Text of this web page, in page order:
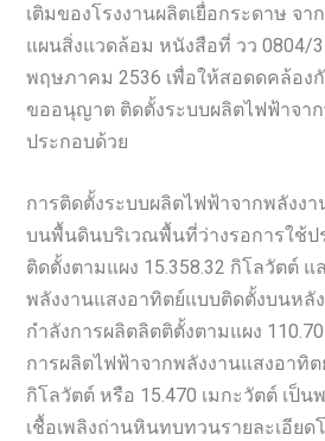
เติมของโรงงานผลิตเยื่อกระดาษ จา
แผนสิ่งแวดล้อม หนังสือที่ วว 0804/
พฤษภาคม 2536 เพื่อให้สอดดคล้อง
ขออนุญาต ติดตั้งระบบผลิตไฟฟ้าจา
ประกอบด้วย
การติดตั้งระบบผลิตไฟฟ้าจากพลังง
บนพื้นดินบริเวณพื้นที่ว่างรอการใช้ป
ติดตั้งตามแผง 15.358.32 กิโลวัตต์
พลังงานแสงอาทิตย์แบบติดตั้งบนหลั
กำลังการผลิตลิตติตั้งตามแผง
การผลิตไฟฟ้าจากพลังงานแสงอาทิต
กิโลวัตต์ หรือ 15.470 เมกะวัตต์ เป็
เชื้อเพลิงถ่านหินทบทวนรายละเอียด